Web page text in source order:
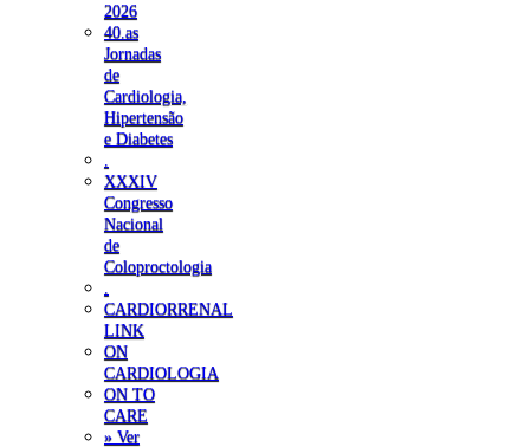
2026
40.as
Jornadas
de
Cardiologia,
Hipertensão
e Diabetes
XXXIV
Congresso
Nacional
de
Coloproctologia
CARDIORRENAL
LINK
ON
CARDIOLOGIA
ON TO
CARE
» Ver